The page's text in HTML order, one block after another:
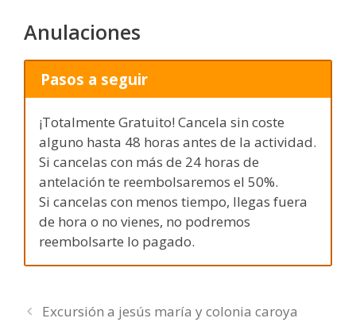
Anulaciones
Pasos a seguir
¡Totalmente Gratuito! Cancela sin coste
alguno hasta 48 horas antes de la actividad.
Si cancelas con más de 24 horas de
antelación te reembolsaremos el 50%.
Si cancelas con menos tiempo, llegas fuera
de hora o no vienes, no podremos
reembolsarte lo pagado.
Excursión a jesús maría y colonia caroya